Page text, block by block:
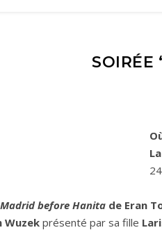
SOIRÉE
Madrid before Hanita de Eran
Wuzekprésenté par sa fille